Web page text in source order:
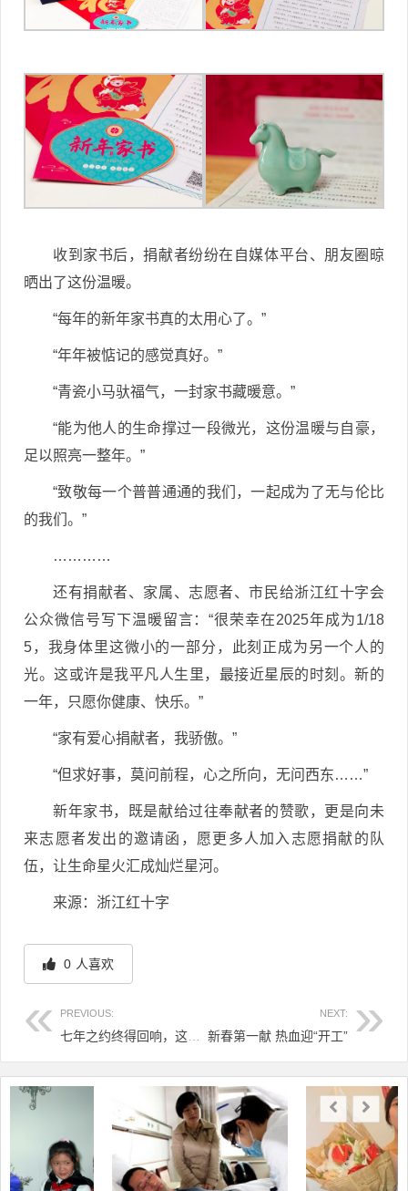
收到家书后，捐献者纷纷在自媒体平台、朋友圈晾
晒出了这份温暖。
“每年的新年家书真的太用心了。”
“年年被惦记的感觉真好。”
“青瓷小马驮福气，一封家书藏暖意。”
“能为他人的生命撑过一段微光，这份温暖与自豪，
足以照亮一整年。”
“致敬每一个普普通通的我们，一起成为了无与伦比
的我们。”
…………
还有捐献者、家属、志愿者、市民给浙江红十字会
公众微信号写下温暖留言：“很荣幸在2025年成为1/18
5，我身体里这微小的一部分，此刻正成为另一个人的
光。这或许是我平凡人生里，最接近星辰的时刻。新的
一年，只愿你健康、快乐。”
“家有爱心捐献者，我骄傲。”
“但求好事，莫问前程，心之所向，无问西东……”
新年家书，既是献给过往奉献者的赞歌，更是向未
来志愿者发出的邀请函，愿更多人加入志愿捐献的队
伍，让生命星火汇成灿烂星河。
来源：浙江红十字
0 人喜欢
PREVIOUS: NEXT:
新春第一献 热血迎“开工”
文章导航